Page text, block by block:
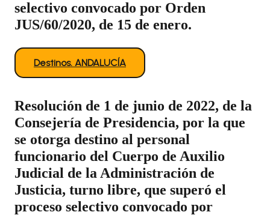
selectivo convocado por Orden
JUS/60/2020, de 15 de enero.
Destinos. ANDALUCÍA
Resolución de 1 de junio de 2022, de la
Consejería de Presidencia, por la que
se otorga destino al personal
funcionario del Cuerpo de Auxilio
Judicial de la Administración de
Justicia, turno libre, que superó el
proceso selectivo convocado por